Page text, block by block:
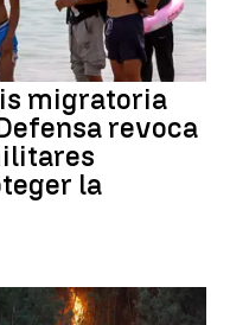
migratoria
revoca
la